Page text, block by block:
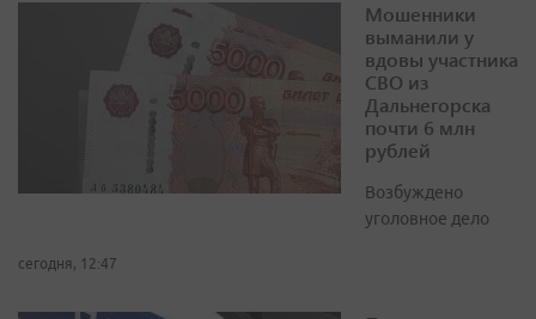
Мошенники
выманили у
вдовы участника
СВО из
Дальнегорска
почти 6 млн
рублей
Возбуждено
уголовное дело
сегодня, 12:47